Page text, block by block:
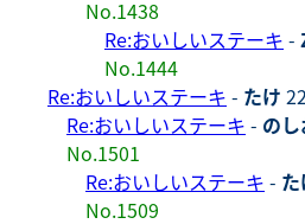
No.1438
Re:おいしいステーキ -
No.1444
Re:おいしいステーキ - たけ
Re:おいしいステーキ - の
No.1501
Re:おいしいステーキ -
No.1509